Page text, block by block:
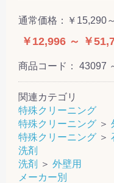
通常価格： ￥15,290
￥12,996 ～ ￥
商品コード： 43097
関連カテゴリ
特殊クリーニング
特殊クリーニング ＞
特殊クリーニング ＞
洗剤
洗剤
＞ 外壁用
メーカー別